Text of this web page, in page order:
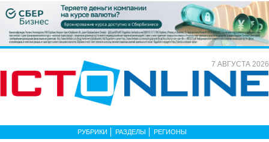
7 АВГУСТА 2026
РУБРИКИ РАЗДЕЛЫ РЕГИОНЫ